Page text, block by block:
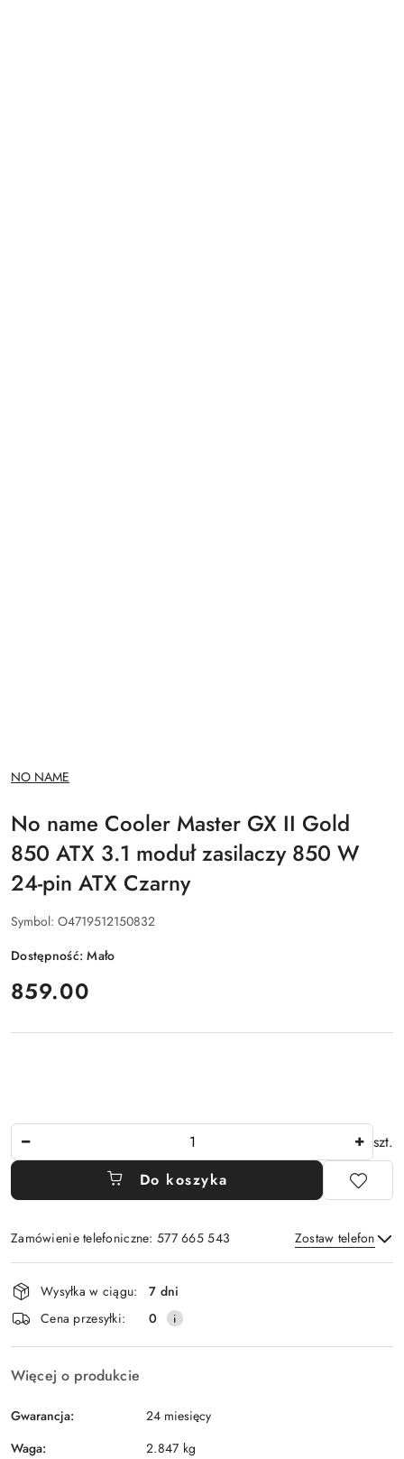
NAZWA
PRODUCENTA:
NO NAME
No name Cooler Master GX II Gold
850 ATX 3.1 moduł zasilaczy 850 W
24-pin ATX Czarny
Symbol: O4719512150832
Dostępność:Mało
cena:
859.00
szt.
Do koszyka
Zamówienie telefoniczne: 577 665 543 Zostaw telefon
Wyślij
Dostępność
i
dostawa
Wysyłka w ciągu:
7 dni
Cena przesyłki:
0
Więcej o produkcie
Gwarancja:
24 miesięcy
Waga:
2.847 kg